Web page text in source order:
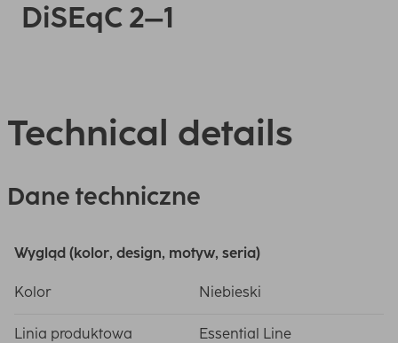
DiSEqC 2–1
Technical details
Dane techniczne
Wygląd (kolor, design, motyw, seria)
Kolor Niebieski
Linia produktowa Essential Line